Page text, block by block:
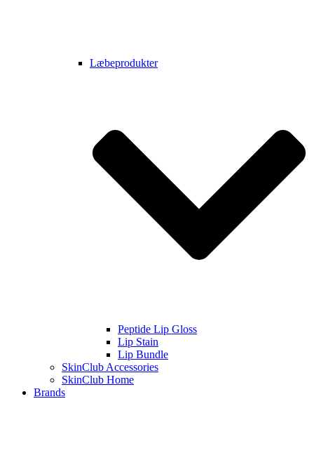
Læbeprodukter
Peptide Lip Gloss
Lip Stain
Lip Bundle
SkinClub Accessories
SkinClub Home
Brands